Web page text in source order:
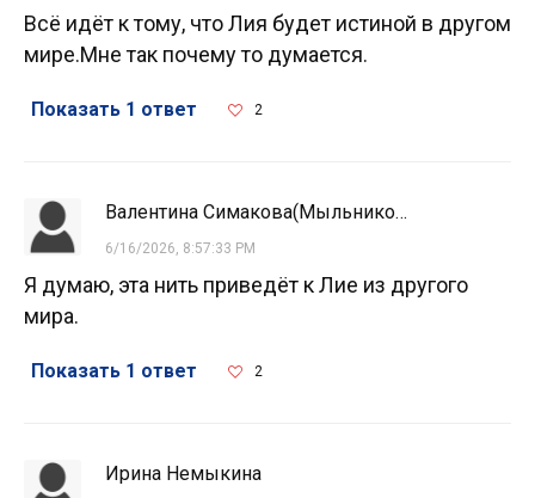
Всё идёт к тому, что Лия будет истиной в другом
мире.Мне так почему то думается.
Показать 1 ответ 2
Валентина Симакова(Мыльникова)
6/16/2026, 8:57:33 PM
Я думаю, эта нить приведёт к Лие из другого
мира.
Показать 1 ответ 2
Ирина Немыкина